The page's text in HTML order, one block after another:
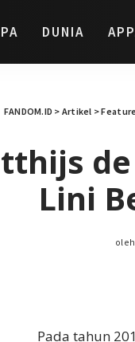
DUNIA
FANDOM.ID > Artikel >Feature
Lini
oleh
Pada tahun